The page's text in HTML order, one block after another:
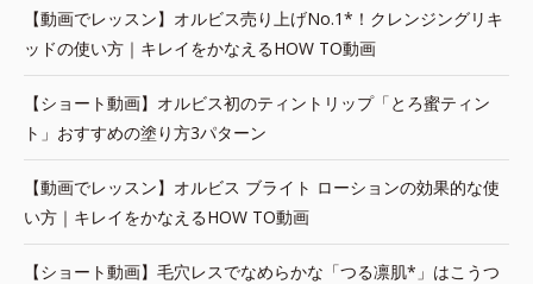
【動画でレッスン】オルビス売り上げNo.1*！クレンジングリキ
ッドの使い方｜キレイをかなえるHOW TO動画
【ショート動画】オルビス初のティントリップ「とろ蜜ティン
ト」おすすめの塗り方3パターン
【動画でレッスン】オルビス ブライト ローションの効果的な使
い方｜キレイをかなえるHOW TO動画
【ショート動画】毛穴レスでなめらかな「つる凛肌*」はこうつ